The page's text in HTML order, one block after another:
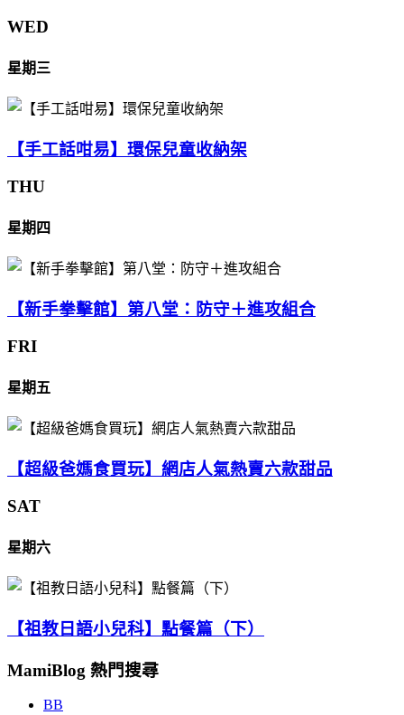
WED
星期三
【手工話咁易】環保兒童收納架
THU
星期四
【新手拳擊館】第八堂：防守＋進攻組合
FRI
星期五
【超級爸媽食買玩】網店人氣熱賣六款甜品
SAT
星期六
【祖教日語小兒科】點餐篇（下）
MamiBlog 熱門搜尋
BB